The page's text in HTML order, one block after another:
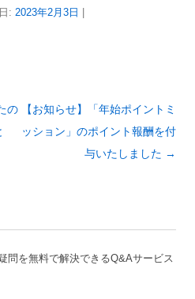
: 2023年2月3日
の
【お知らせ】「年始ポイントミ
ッション」のポイント報酬を付
与いたしました →
問を無料で解決できるQ&Aサービス